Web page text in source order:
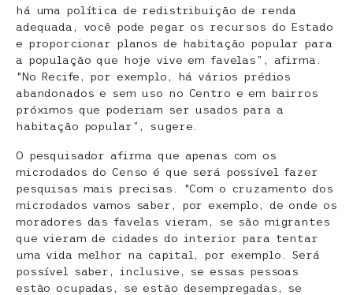
há uma política de redistribuição de renda
adequada, você pode pegar os recursos do Estado
e proporcionar planos de habitação popular para
a população que hoje vive em favelas”, afirma.
“No Recife, por exemplo, há vários prédios
abandonados e sem uso no Centro e em bairros
próximos que poderiam ser usados para a
habitação popular”, sugere.
O pesquisador afirma que apenas com os
microdados do Censo é que será possível fazer
pesquisas mais precisas. “Com o cruzamento dos
microdados vamos saber, por exemplo, de onde os
moradores das favelas vieram, se são migrantes
que vieram de cidades do interior para tentar
uma vida melhor na capital, por exemplo. Será
possível saber, inclusive, se essas pessoas
estão ocupadas, se estão desempregadas, se